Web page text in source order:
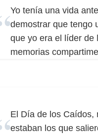
Yo tenía una vida
demostrar que tengo
que yo era el líder de
memorias
El Día de los Caídos,
estaban los que